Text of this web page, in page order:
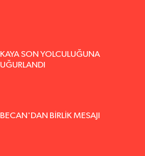
KAYA SON YOLCULUĞUNA
UĞURLANDI
BECAN'DAN BİRLİK MESAJI